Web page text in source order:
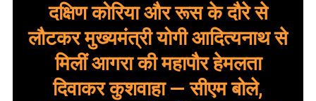
दक्षिण कोरिया और रूस के दौरे से
लौटकर मुख्यमंत्री योगी आदित्यनाथ से
मिलीं आगरा की महापौर हेमलता
दिवाकर कुशवाहा — सीएम बोले,